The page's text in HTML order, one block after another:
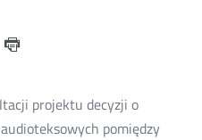
Udostępnij
przez
projektu decyzji o
pomiędzy